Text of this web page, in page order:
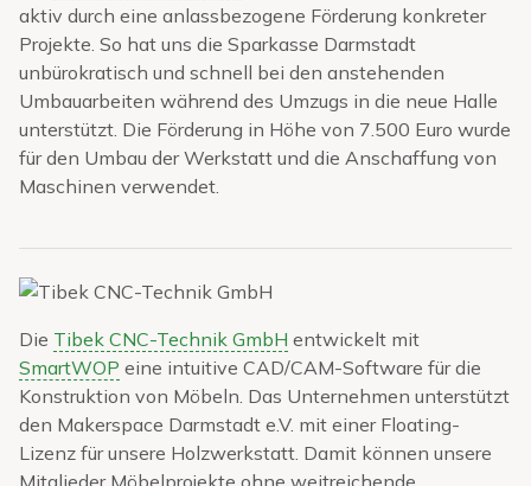
aktiv durch eine anlassbezogene Förderung konkreter
Projekte. So hat uns die Sparkasse Darmstadt
unbürokratisch und schnell bei den anstehenden
Umbauarbeiten während des Umzugs in die neue Halle
unterstützt. Die Förderung in Höhe von 7.500 Euro wurde
für den Umbau der Werkstatt und die Anschaffung von
Maschinen verwendet.
Die Tibek CNC-Technik GmbH entwickelt mit
SmartWOP eine intuitive CAD/CAM-Software für die
Konstruktion von Möbeln. Das Unternehmen unterstützt
den Makerspace Darmstadt e.V. mit einer Floating-
Lizenz für unsere Holzwerkstatt. Damit können unsere
Mitglieder Möbelprojekte ohne weitreichende